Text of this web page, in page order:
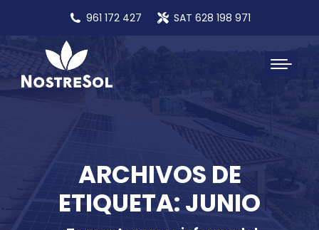
961 172 427 SAT 628 198 971
ARCHIVOS DE
ETIQUETA: JUNIO